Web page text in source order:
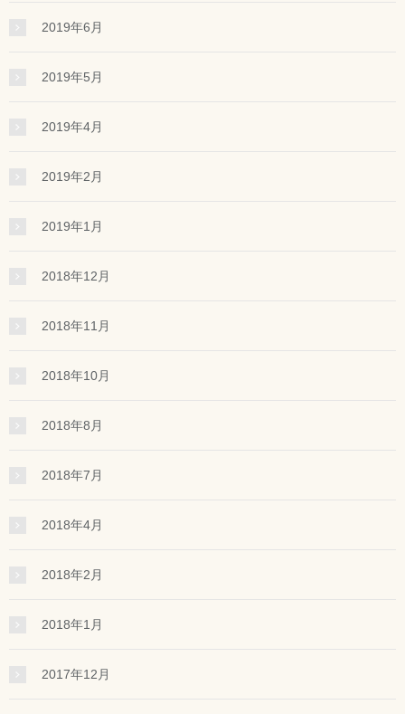
2019年6月
2019年5月
2019年4月
2019年2月
2019年1月
2018年12月
2018年11月
2018年10月
2018年8月
2018年7月
2018年4月
2018年2月
2018年1月
2017年12月